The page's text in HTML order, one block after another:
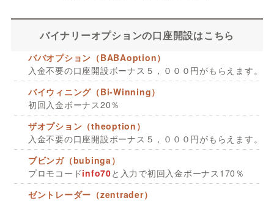
バイナリーオプションの口座開設はこちら
ババオプション（BABAoption）
入金不要の口座開設ボーナス５，０００円がもらえます。
バイウィニング（Bi-Winning）
初回入金ボーナス20％
ザオプション（theoption）
入金不要の口座開設ボーナス５，０００円がもらえます。
ブビンガ（bubinga）
プロモコードinfo70と入力で初回入金ボーナス170％
ゼントレーダー（zentrader）